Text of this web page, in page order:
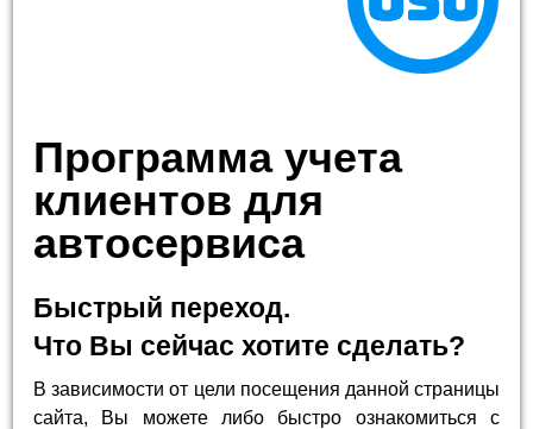
Программа учета
клиентов для
автосервиса
Быстрый переход.
Что Вы сейчас хотите сделать?
В зависимости от цели посещения данной страницы
сайта, Вы можете либо быстро ознакомиться с